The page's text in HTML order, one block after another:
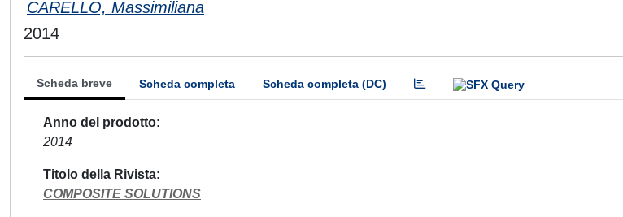
CARELLO, Massimiliana
2014
Scheda breve Scheda completa Scheda completa (DC)
Anno del prodotto
2014
Titolo della Rivista
COMPOSITE SOLUTIONS